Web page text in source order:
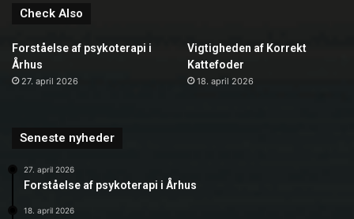
Check Also
Forståelse af psykoterapi i
Århus
27. april 2026
Vigtigheden af Korrekt
Kattefoder
18. april 2026
Seneste nyheder
27. april 2026
Forståelse af psykoterapi i Århus
18. april 2026